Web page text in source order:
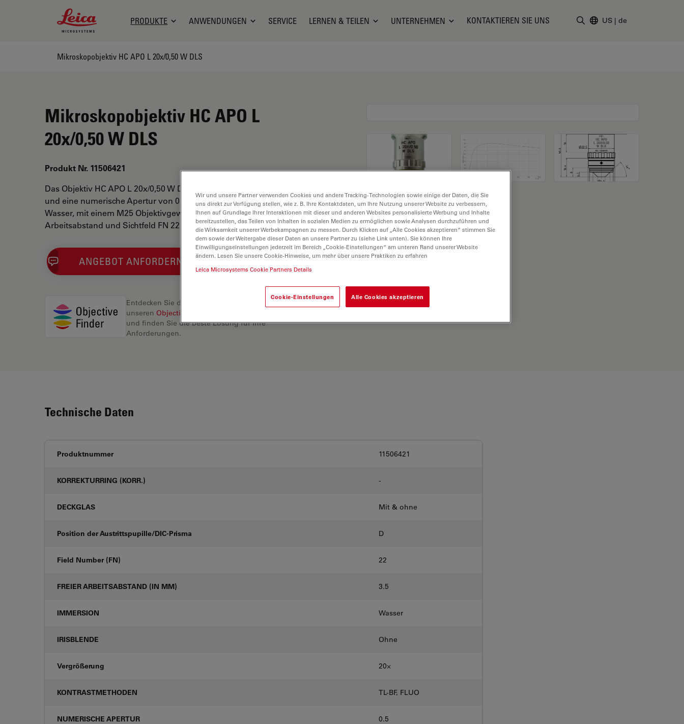
Leica Microsystems Logo
PRODUKTE ANWENDUNGEN SERVICE LERNEN & TEILEN UNTERNEHMEN KONTAKTIEREN SIE UNS US | de
Mikroskopobjektiv HC APO L 20x/0,50 W DLS
Mikroskopobjektiv HC APO L
20x/0,50 W DLS
Produkt Nr. 11506421
Das Objektiv HC APO L 20x/0,50 W DLS hat eine Vergrößerung von 20X
und eine numerische Apertur von 0,5. Für den Immersionseinsatz in
Wasser, mit einem M25 Objektivgewinde mit 3,5 mm freiem
Arbeitsabstand und Sichtfeld FN 22.
ANGEBOT ANFORDERN
Entdecken Sie die perfekte Lösung. Erkunden Sie
unseren Objective Finder
und finden Sie die beste Lösung für Ihre
Anforderungen.
Technische Daten
Produktnummer 11506421
KORREKTURRING (KORR.) -
DECKGLAS Mit & ohne
Position der Austrittspupille/DIC-Prisma D
Field Number (FN) 22
FREIER ARBEITSABSTAND (IN MM) 3.5
IMMERSION Wasser
IRISBLENDE Ohne
Vergrößerung 20⨉
KONTRASTMETHODEN TL-BF, FLUO
NUMERISCHE APERTUR 0.5
Wir und unsere Partner verwenden Cookies und andere Tracking-Technologien sowie einige der Daten, die Sie
uns direkt zur Verfügung stellen, wie z. B. Ihre Kontaktdaten, um Ihre Nutzung unserer Website zu verbessern,
Ihnen auf Grundlage Ihrer Interaktionen mit dieser und anderen Websites personalisierte Werbung und Inhalte
bereitzustellen, das Teilen von Inhalten in sozialen Medien zu ermöglichen sowie Analysen durchzuführen und
die Wirksamkeit unserer Werbekampagnen zu messen. Durch Klicken auf „Alle Cookies akzeptieren“ stimmen Sie
dem sowie der Weitergabe dieser Daten an unsere Partner zu (siehe Link unten). Sie können Ihre
Einwilligungseinstellungen jederzeit im Bereich „Cookie-Einstellungen“ am unteren Rand unserer Website
ändern. Lesen Sie unsere Cookie-Hinweise, um mehr über unsere Praktiken zu erfahren
Leica Microsystems Cookie Partners Details
Cookie-Einstellungen Alle Cookies akzeptieren